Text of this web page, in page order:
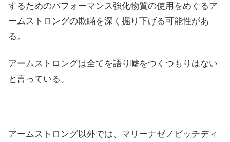
するためのパフォーマンス強化物質の使用をめぐるア
ームストロングの欺瞞を深く掘り下げる可能性があ
る。
アームストロングは全てを語り嘘をつくつもりはない
と言っている。
アームストロング以外では、マリーナゼノビッチディ